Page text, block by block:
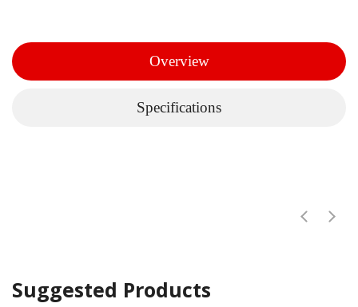
Overview
Specifications
Suggested Products